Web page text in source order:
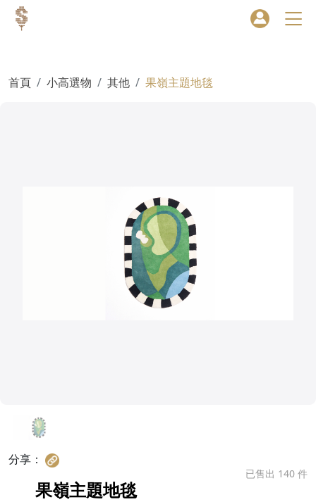
首頁 小高選物 其他 果嶺主題地毯
分享：
已售出 140 件
果嶺主題地毯